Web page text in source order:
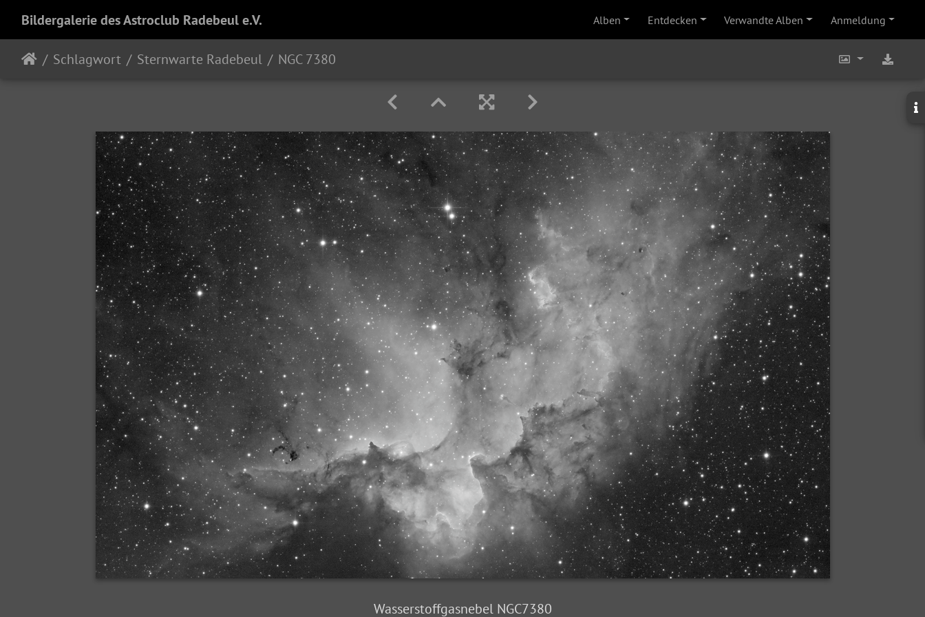
Bildergalerie des Astroclub Radebeul e.V. Alben Entdecken Verwandte Alben Anmeldung
Schlagwort Sternwarte Radebeul NGC 7380
Wasserstoffgasnebel NGC7380